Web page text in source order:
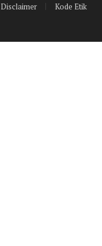
Disclaimer Kode Etik